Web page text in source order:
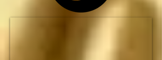
potencia mundial... y el
ESTADOUNIDENSE